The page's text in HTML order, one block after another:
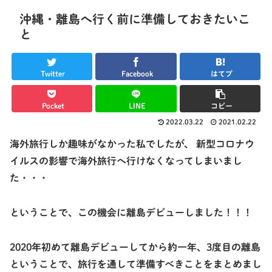
沖縄・離島へ行く前に準備しておきたいこ
と
Twitter Facebook はてブ
Pocket LINE コピー
2022.03.22 2021.02.22
海外旅行しか趣味がなかった私でしたが、 新型コロナウ
イルスの影響で海外旅行へ行けなくなってしまいまし
た・・・
ということで、この機会に離島デビューしました！！！
2020年初めて離島デビューしてから約一年、3度目の離島
ということで、旅行を通して準備すべきことをまとめまし